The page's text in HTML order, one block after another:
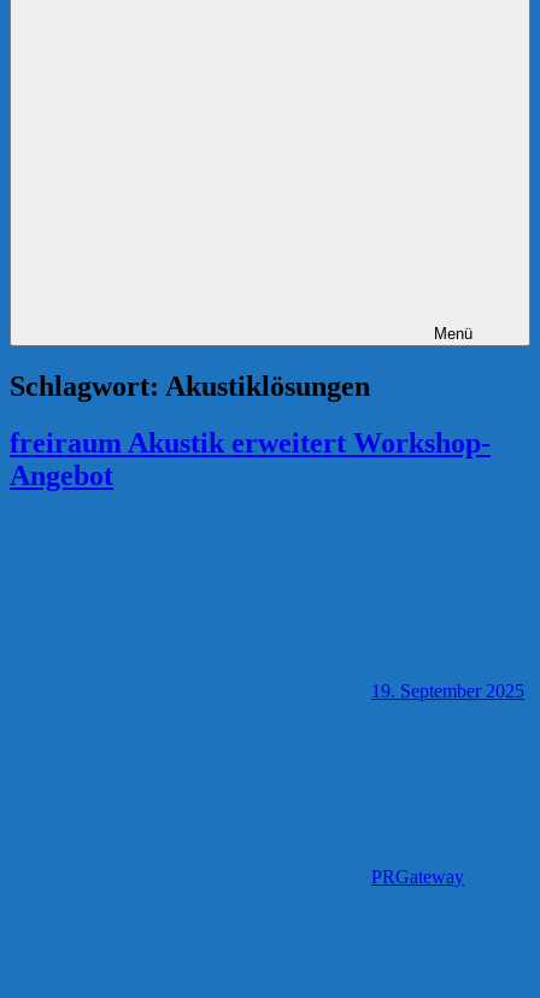
Menü
Schlagwort: Akustiklösungen
freiraum Akustik erweitert Workshop-
Angebot
19. September 2025
PRGateway